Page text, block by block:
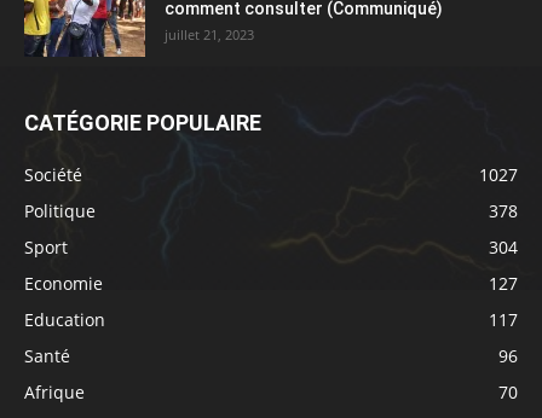
comment consulter (Communiqué)
juillet 21, 2023
CATÉGORIE POPULAIRE
Société
1027
Politique
378
Sport
304
Economie
127
Education
117
Santé
96
Afrique
70